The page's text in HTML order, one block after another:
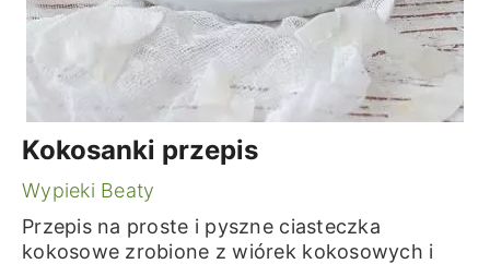
Kokosanki przepis
Wypieki Beaty
Przepis na proste i pyszne ciasteczka
kokosowe zrobione z wiórek kokosowych i